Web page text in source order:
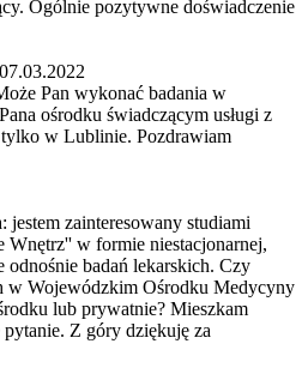
Ogólnie pozytywne doświadczenie
Pan wykonać badania w
ośrodku świadczącym usługi z
w Lublinie. Pozdrawiam
jestem zainteresowany studiami
w formie niestacjonarnej,
badań lekarskich. Czy
w Wojewódzkim Ośrodku Medycyny
lub prywatnie? Mieszkam
Z góry dziękuję za